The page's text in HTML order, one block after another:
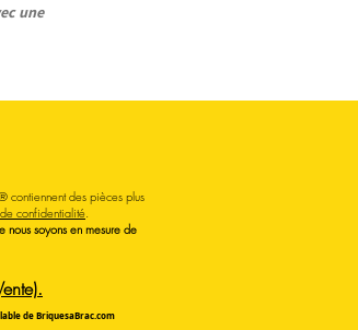
une
contiennent des pièces plus
confidentialité
nous soyons en mesure de
de BriquesaBrac.com